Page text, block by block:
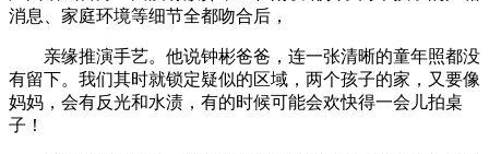
消息、家庭环境等细节全都吻合后，
亲缘推演手艺。他说钟彬爸爸，连一张清晰的童年照都没
有留下。我们其时就锁定疑似的区域，两个孩子的家，又要像
妈妈，会有反光和水渍，有的时候可能会欢快得一会儿拍桌
子！